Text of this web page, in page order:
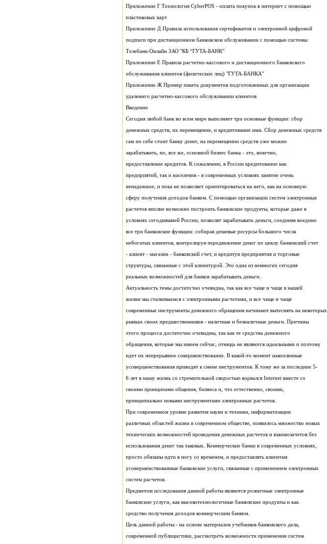
Приложение Г Технология CyberPOS - оплата покупок в интернет с помощью
пластиковых карт
Приложение Д Правила использования сертификатов и электронной цифровой
подписи при дистанционном банковском обслуживании с помощью системы
Телебанк-Онлайн ЗАО "КБ “ГУТА-БАНК”
Приложение Е Правила расчетно-кассового и дистанционного банковского
обслуживания клиентов (физических лиц) "ГУТА-БАНКА"
Приложение Ж Пример пакета документов подготовленных для организации
удаленнго расчетно-кассового обслуживании клиентов
Введение
Сегодня любой банк во всем мире выполняет три основные функции: сбор
денежных средств, их перемещение, и кредитование ими. Сбор денежных средств
сам по себе стоит банку денег, на перемещении средств уже можно
зарабатывать, но, все же, основной бизнес банка - это, конечно,
предоставление кредитов. К сожалению, в России кредитование как
предприятий, так и населения - в современных условиях занятие очень
ненадежное, и пока не позволяет ориентироваться на него, как на основную
сферу получения доходов банком. С помощью организации систем электронных
расчетов вполне возможно построить банковские продукты, которые даже в
условиях сегодняшней России, позволят зарабатывать деньги, соединяя воедино
все три банковские функции: собирая дешевые ресурсы большого числа
небогатых клиентов, контролируя передвижение денег по циклу банковский счет
- клиент - магазин - банковский счет, и кредитуя предприятия и торговые
структуры, связанные с этой клиентурой. Это одна из немногих сегодня
реальных возможностей для банков зарабатывать деньги.
Актуальность темы достаточно очевидна, так как все чаще и чаще в нашей
жизни мы сталкиваемся с электронными расчетами, и все чаще и чаще
современные инструменты денежного обращения начинают вытеснять на некоторых
рынках своих предшественников - наличные и безналичные деньги. Причины
этого процесса достаточно очевидны, так как те средства денежного
обращения, которые мы имеем сейчас, отнюдь не являются идеальными и поэтому
идет их непрерывное совершенствование. В какой-то момент накопленные
усовершенствования приводят к смене инструментов. К тому же за последние 5-
6 лет в нашу жизнь со стремительной скоростью ворвался Internet вместе со
своими принципами общения, бизнеса и, что естественно, своими,
принципиально новыми инструментами электронных расчетов.
При современном уровне развития науки и техники, информатизации
различных областей жизни в современном обществе, появилось множество новых
технических возможностей проведения денежных расчетов и взаимозачетов без
использования денег так таковых. Коммерческие банки в современных условиях,
просто обязаны идти в ногу со временем, и предоставлять клиентам
усовершенствованные банковские услуги, связанные с применением электронных
систем расчетов.
Предметом исследования данной работы являются розничные электронные
банковские услуги, как высокотехнологичные банковские продукты и как
средство получения доходов коммерческим банком.
Цель данной работы - на основе материалов учебников банковского дела,
современной публицистики, рассмотреть возможности применения систем